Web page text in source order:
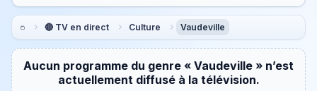
🔴 TV en direct Culture Vaudeville
Aucun programme du genre « Vaudeville » n’est
actuellement diffusé à la télévision.